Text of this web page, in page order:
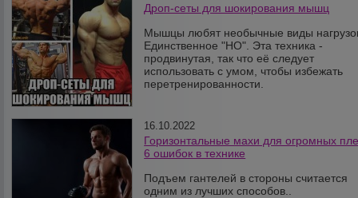
Дроп-сеты для шокирования мышц
Мышцы любят необычные виды
Единственное "НО". Эта техника -
продвинутая, так что её следует
использовать с умом, чтобы избежать
перетренированности.
16.10.2022
Горизонтальные махи для огромных
6 ошибок в технике
Подъем гантелей в стороны считается
одним из лучших способов..